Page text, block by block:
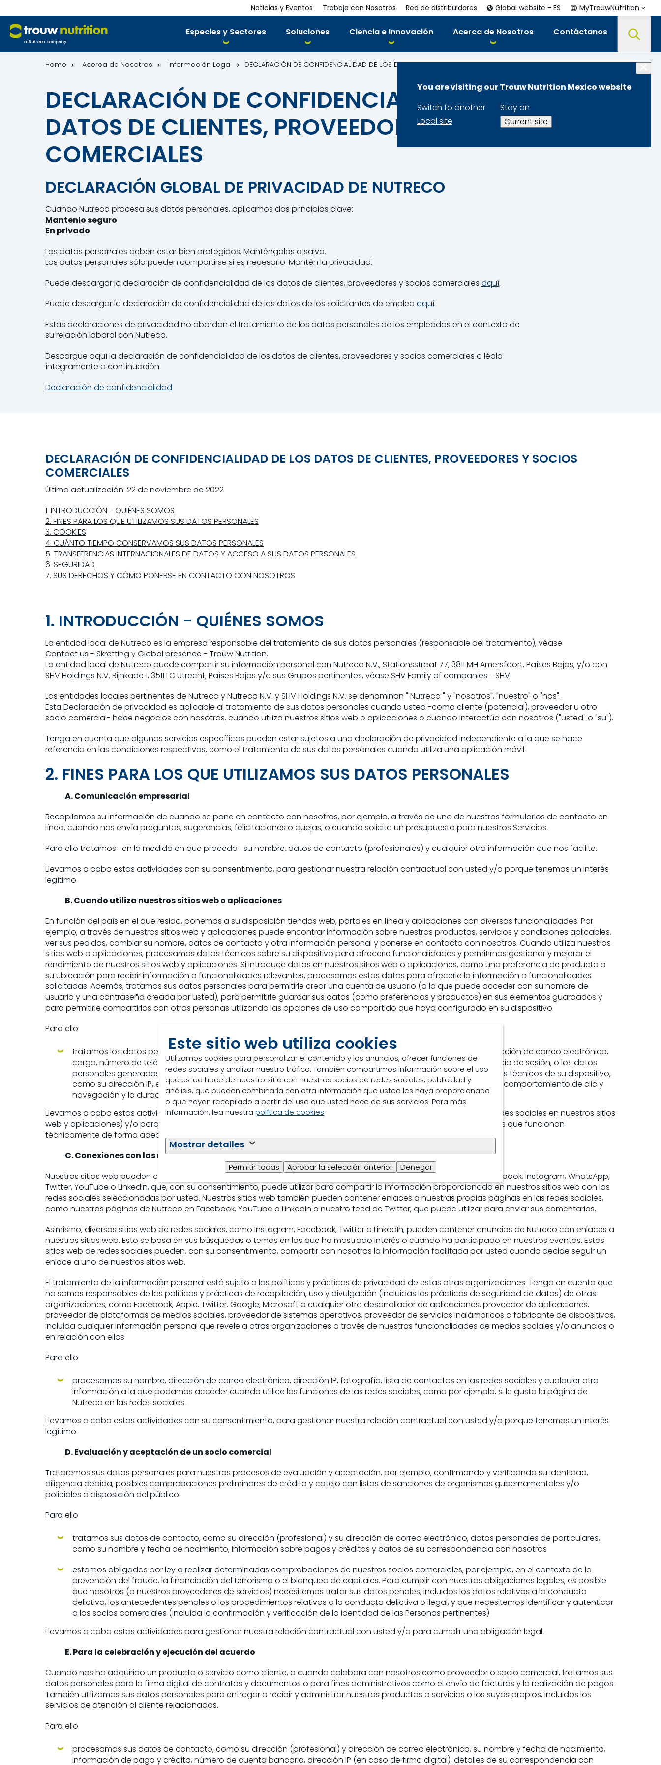
Este sitio web utiliza cookies
Utilizamos cookies para personalizar el contenido y los anuncios, ofrecer funciones de
redes sociales y analizar nuestro tráfico. También compartimos información sobre el uso
que usted hace de nuestro sitio con nuestros socios de redes sociales, publicidad y
análisis, que pueden combinarla con otra información que usted les haya proporcionado
o que hayan recopilado a partir del uso que usted hace de sus servicios. Para más
información, lea nuestra política de cookies.
Mostrar detalles
Permitir todas Aprobar la selección anterior Denegar
Especies y Sectores Soluciones Ciencia e Innovación Acerca de Nosotros Contáctanos
Noticias y Eventos Trabaja con Nosotros Red de distribuidores Global website - ES MyTrouwNutrition
You are visiting our Trouw Nutrition Mexico website
Switch to another
Local site
Stay on
Current site
Home Acerca de Nosotros Información Legal DECLARACIÓN DE CONFIDENCIALIDAD DE LOS DATOS DE CLIENTES, PROVEEDORES Y SOCIOS COMERCIALES
DECLARACIÓN DE CONFIDENCIALIDAD DE LOS
DATOS DE CLIENTES, PROVEEDORES Y SOCIOS
COMERCIALES
DECLARACIÓN GLOBAL DE PRIVACIDAD DE NUTRECO
Cuando Nutreco procesa sus datos personales, aplicamos dos principios clave:
Mantenlo seguro
En privado
Los datos personales deben estar bien protegidos. Manténgalos a salvo.
Los datos personales sólo pueden compartirse si es necesario. Mantén la privacidad.
Puede descargar la declaración de confidencialidad de los datos de clientes, proveedores y socios comerciales aquí.
Puede descargar la declaración de confidencialidad de los datos de los solicitantes de empleo aquí.
Estas declaraciones de privacidad no abordan el tratamiento de los datos personales de los empleados en el contexto de
su relación laboral con Nutreco.
Descargue aquí la declaración de confidencialidad de los datos de clientes, proveedores y socios comerciales o léala
íntegramente a continuación.
Declaración de confidencialidad
DECLARACIÓN DE CONFIDENCIALIDAD DE LOS DATOS DE CLIENTES, PROVEEDORES Y SOCIOS
COMERCIALES
Última actualización: 22 de noviembre de 2022
1. INTRODUCCIÓN - QUIÉNES SOMOS
2. FINES PARA LOS QUE UTILIZAMOS SUS DATOS PERSONALES
3. COOKIES
4. CUÁNTO TIEMPO CONSERVAMOS SUS DATOS PERSONALES
5. TRANSFERENCIAS INTERNACIONALES DE DATOS Y ACCESO A SUS DATOS PERSONALES
6. SEGURIDAD
7. SUS DERECHOS Y CÓMO PONERSE EN CONTACTO CON NOSOTROS
1. INTRODUCCIÓN - QUIÉNES SOMOS
La entidad local de Nutreco es la empresa responsable del tratamiento de sus datos personales (responsable del tratamiento), véase
Contact us - Skretting yGlobal presence - Trouw Nutrition.
La entidad local de Nutreco puede compartir su información personal con Nutreco N.V., Stationsstraat 77, 3811 MH Amersfoort, Países Bajos, y/o con
SHV Holdings N.V. Rijnkade 1, 3511 LC Utrecht, Países Bajos y/o sus Grupos pertinentes, véase SHV Family of companies - SHV.
Las entidades locales pertinentes de Nutreco y Nutreco N.V. y SHV Holdings N.V. se denominan " Nutreco " y "nosotros", "nuestro" o "nos".
Esta Declaración de privacidad es aplicable al tratamiento de sus datos personales cuando usted -como cliente (potencial), proveedor u otro
socio comercial- hace negocios con nosotros, cuando utiliza nuestros sitios web o aplicaciones o cuando interactúa con nosotros ("usted" o "su").
Tenga en cuenta que algunos servicios específicos pueden estar sujetos a una declaración de privacidad independiente a la que se hace
referencia en las condiciones respectivas, como el tratamiento de sus datos personales cuando utiliza una aplicación móvil.
2. FINES PARA LOS QUE UTILIZAMOS SUS DATOS PERSONALES
A. Comunicación empresarial
Recopilamos su información de cuando se pone en contacto con nosotros, por ejemplo, a través de uno de nuestros formularios de contacto en
línea, cuando nos envía preguntas, sugerencias, felicitaciones o quejas, o cuando solicita un presupuesto para nuestros Servicios.
Para ello tratamos -en la medida en que proceda- su nombre, datos de contacto (profesionales) y cualquier otra información que nos facilite.
Llevamos a cabo estas actividades con su consentimiento, para gestionar nuestra relación contractual con usted y/o porque tenemos un interés
legítimo.
B. Cuando utiliza nuestros sitios web o aplicaciones
En función del país en el que resida, ponemos a su disposición tiendas web, portales en línea y aplicaciones con diversas funcionalidades. Por
ejemplo, a través de nuestros sitios web y aplicaciones puede encontrar información sobre nuestros productos, servicios y condiciones aplicables,
ver sus pedidos, cambiar su nombre, datos de contacto y otra información personal y ponerse en contacto con nosotros. Cuando utiliza nuestros
sitios web o aplicaciones, procesamos datos técnicos sobre su dispositivo para ofrecerle funcionalidades y permitirnos gestionar y mejorar el
rendimiento de nuestros sitios web y aplicaciones. Si introduce datos en nuestros sitios web o aplicaciones, como una preferencia de producto o
su ubicación para recibir información o funcionalidades relevantes, procesamos estos datos para ofrecerle la información o funcionalidades
solicitadas. Además, tratamos sus datos personales para permitirle crear una cuenta de usuario (a la que puede acceder con su nombre de
usuario y una contraseña creada por usted), para permitirle guardar sus datos (como preferencias y productos) en sus elementos guardados y
para permitirle compartirlos con otras personas utilizando las opciones de uso compartido que haya configurado en su dispositivo.
Para ello
tratamos los datos personales que ha introducido en nuestros sitios web y aplicaciones, como su nombre, dirección de correo electrónico,
cargo, número de teléfono, dirección o cualquier otra información que haya añadido a su cuenta, datos de inicio de sesión, o los datos
personales generados por las funcionalidades que ha utilizado en nuestros sitios web y aplicaciones, y los datos técnicos de su dispositivo,
como su dirección IP, el navegador de Internet que utiliza, las páginas que ha visitado en nuestros sitios web, su comportamiento de clic y
navegación y la duración de su sesión.
Llevamos a cabo estas actividades con su consentimiento (por ejemplo, cuando utilizamos cookies de marketing y redes sociales en nuestros sitios
web y aplicaciones) y/o porque tenemos un interés legítimo (por ejemplo, cuando ofrecemos sitios web y aplicaciones que funcionan
técnicamente de forma adecuada y para mejorar su rendimiento).
C. Conexiones con las redes sociales
Nuestros sitios web pueden contener varias funcionalidades para compartir en redes sociales, como botones de Facebook, Instagram, WhatsApp,
Twitter, YouTube o LinkedIn, que, con su consentimiento, puede utilizar para compartir la información proporcionada en nuestros sitios web con las
redes sociales seleccionadas por usted. Nuestros sitios web también pueden contener enlaces a nuestras propias páginas en las redes sociales,
como nuestras páginas de Nutreco en Facebook, YouTube o LinkedIn o nuestro feed de Twitter, que puede utilizar para enviar sus comentarios.
Asimismo, diversos sitios web de redes sociales, como Instagram, Facebook, Twitter o LinkedIn, pueden contener anuncios de Nutreco con enlaces a
nuestros sitios web. Esto se basa en sus búsquedas o temas en los que ha mostrado interés o cuando ha participado en nuestros eventos. Estos
sitios web de redes sociales pueden, con su consentimiento, compartir con nosotros la información facilitada por usted cuando decide seguir un
enlace a uno de nuestros sitios web.
El tratamiento de la información personal está sujeto a las políticas y prácticas de privacidad de estas otras organizaciones. Tenga en cuenta que
no somos responsables de las políticas y prácticas de recopilación, uso y divulgación (incluidas las prácticas de seguridad de datos) de otras
organizaciones, como Facebook, Apple, Twitter, Google, Microsoft o cualquier otro desarrollador de aplicaciones, proveedor de aplicaciones,
proveedor de plataformas de medios sociales, proveedor de sistemas operativos, proveedor de servicios inalámbricos o fabricante de dispositivos,
incluida cualquier información personal que revele a otras organizaciones a través de nuestras funcionalidades de medios sociales y/o anuncios o
en relación con ellos.
Para ello
procesamos su nombre, dirección de correo electrónico, dirección IP, fotografía, lista de contactos en las redes sociales y cualquier otra
información a la que podamos acceder cuando utilice las funciones de las redes sociales, como por ejemplo, si le gusta la página de
Nutreco en las redes sociales.
Llevamos a cabo estas actividades con su consentimiento, para gestionar nuestra relación contractual con usted y/o porque tenemos un interés
legítimo.
D. Evaluación y aceptación de un socio comercial
Trataremos sus datos personales para nuestros procesos de evaluación y aceptación, por ejemplo, confirmando y verificando su identidad,
diligencia debida, posibles comprobaciones preliminares de crédito y cotejo con listas de sanciones de organismos gubernamentales y/o
policiales a disposición del público.
Para ello
tratamos sus datos de contacto, como su dirección (profesional) y su dirección de correo electrónico, datos personales de particulares,
como su nombre y fecha de nacimiento, información sobre pagos y créditos y datos de su correspondencia con nosotros
estamos obligados por ley a realizar determinadas comprobaciones de nuestros socios comerciales, por ejemplo, en el contexto de la
prevención del fraude, la financiación del terrorismo o el blanqueo de capitales. Para cumplir con nuestras obligaciones legales, es posible
que nosotros (o nuestros proveedores de servicios) necesitemos tratar sus datos penales, incluidos los datos relativos a la conducta
delictiva, los antecedentes penales o los procedimientos relativos a la conducta delictiva o ilegal, y que necesitemos identificar y autenticar
a los socios comerciales (incluida la confirmación y verificación de la identidad de las Personas pertinentes).
Llevamos a cabo estas actividades para gestionar nuestra relación contractual con usted y/o para cumplir una obligación legal.
E. Para la celebración y ejecución del acuerdo
Cuando nos ha adquirido un producto o servicio como cliente, o cuando colabora con nosotros como proveedor o socio comercial, tratamos sus
datos personales para la firma digital de contratos y documentos o para fines administrativos como el envío de facturas y la realización de pagos.
También utilizamos sus datos personales para entregar o recibir y administrar nuestros productos o servicios o los suyos propios, incluidos los
servicios de atención al cliente relacionados.
Para ello
procesamos sus datos de contacto, como su dirección (profesional) y dirección de correo electrónico, su nombre y fecha de nacimiento,
información de pago y crédito, número de cuenta bancaria, dirección IP (en caso de firma digital), detalles de su correspondencia con